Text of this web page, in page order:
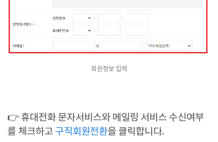
회원정보 입력
👉 휴대전화 문자서비스와 메일링 서비스 수신여부
를 체크하고 구직회원전환을 클릭합니다.